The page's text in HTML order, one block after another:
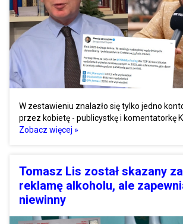
W zestawieniu znalazło się tylko jedno
przez kobietę - publicystkę i komentatorkę
Zobacz więcej »
Tomasz Lis został skazany
reklamę alkoholu, ale
niewinny